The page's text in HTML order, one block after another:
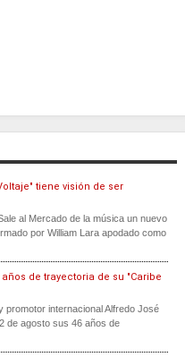
tiene visión de ser
al Mercado de la música un nuevo
por William Lara apodado como
de trayectoria de su "Caribe
internacional Alfredo José
de agosto sus 46 años de